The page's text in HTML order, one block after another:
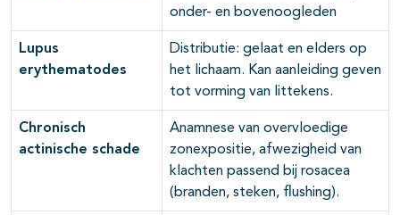
onder- en bovenoogleden
Lupus
erythematodes
Distributie: gelaat en elders op
het lichaam. Kan aanleiding geven
tot vorming van littekens.
Chronisch
actinische schade
Anamnese van overvloedige
zonexpositie, afwezigheid van
klachten passend bij rosacea
(branden, steken, flushing).